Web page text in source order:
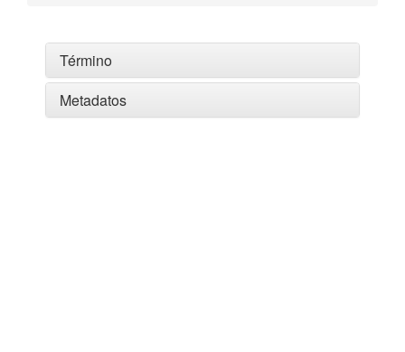
Término
Metadatos